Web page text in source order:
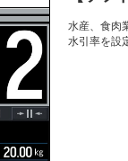
水産、食肉
水引率を設